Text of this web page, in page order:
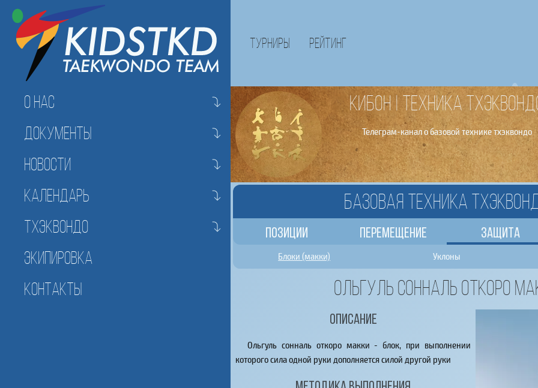
Турниры Рейтинг
О нас
Документы
Новости
Календарь
Тхэквондо
Экипировка
Контакты
КИБОН | Техника
Телеграм-канал о базовой технике тхэквондо
Базовая техника
Позиции Перемещение Защита
Блоки (макки) Уклоны
Ольгуль сонналь откоро
Описание
Ольгуль сонналь откоро макки - блок, при выполнении
которого сила одной руки дополняется силой другой руки